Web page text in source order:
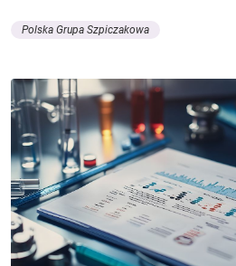
Polska Grupa Szpiczakowa